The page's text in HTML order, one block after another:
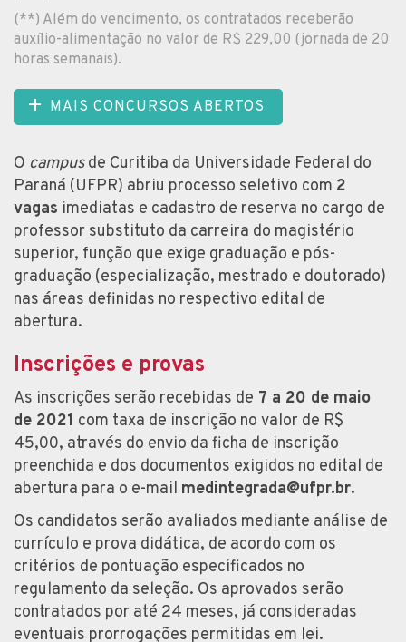
(**) Além do vencimento, os contratados receberão
auxílio-alimentação no valor de R$ 229,00 (jornada de 20
horas semanais).
MAIS CONCURSOS ABERTOS
O campusde Curitiba da Universidade Federal do
Paraná (UFPR) abriu processo seletivo com 2
vagas imediatas e cadastro de reserva no cargo de
professor substituto da carreira do magistério
superior, função que exige graduação e pós-
graduação (especialização, mestrado e doutorado)
nas áreas definidas no respectivo edital de
abertura.
Inscrições e provas
As inscrições serão recebidas de 7 a 20 de maio
de 2021 com taxa de inscrição no valor de R$
45,00, através do envio da ficha de inscrição
preenchida e dos documentos exigidos no edital de
abertura para o e-mail medintegrada@ufpr.br.
Os candidatos serão avaliados mediante análise de
currículo e prova didática, de acordo com os
critérios de pontuação especificados no
regulamento da seleção. Os aprovados serão
contratados por até 24 meses, já consideradas
eventuais prorrogações permitidas em lei.